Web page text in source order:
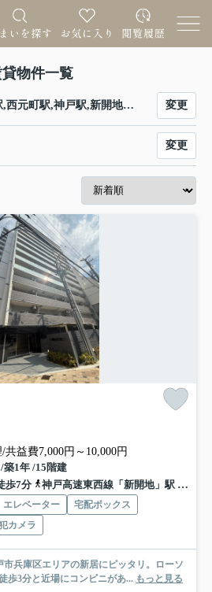
物件一覧
三ノ宮駅,花隈駅,元町駅,西元町駅,神戸駅,新開地駅,大開駅,高速長田駅,西代駅 変更
変更
共益費7,000円～10,000円
築1年 /15階建
歩7分
神戸高速東西線「新開地」駅 徒歩4分
エレベーター
宅配ボックス
カメラ
市兵庫区エリアの新居にピッタリ。ローソ
歩3分と近場にコンビニがあ... もっと見る